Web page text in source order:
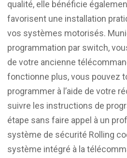
qualité, elle bénéficie
favorisent une installation
vos systèmes motorisés.
programmation par switch,
de votre ancienne
fonctionne plus, vous pouvez
programmer à l’aide de votre
suivre les instructions de
étape sans faire appel à un
système de sécurité Rolling
système intégré à la